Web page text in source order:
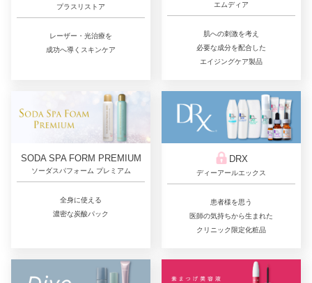
プラスリストア
レーザー・光治療を
成功へ導くスキンケア
エムディア
肌への刺激を考え
必要な成分を配合した
エイジングケア製品
SODA SPA FORM PREMIUM
ソーダスパフォーム プレミアム
全身に使える
濃密な炭酸パック
DRX
ディーアールエックス
患者様を思う
医師の気持ちから生まれた
クリニック限定化粧品